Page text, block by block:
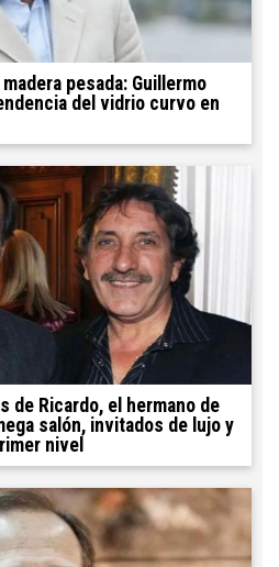
pesada: Guillermo
del vidrio curvo en
de Ricardo, el hermano de
salón, invitados de lujo y
nivel